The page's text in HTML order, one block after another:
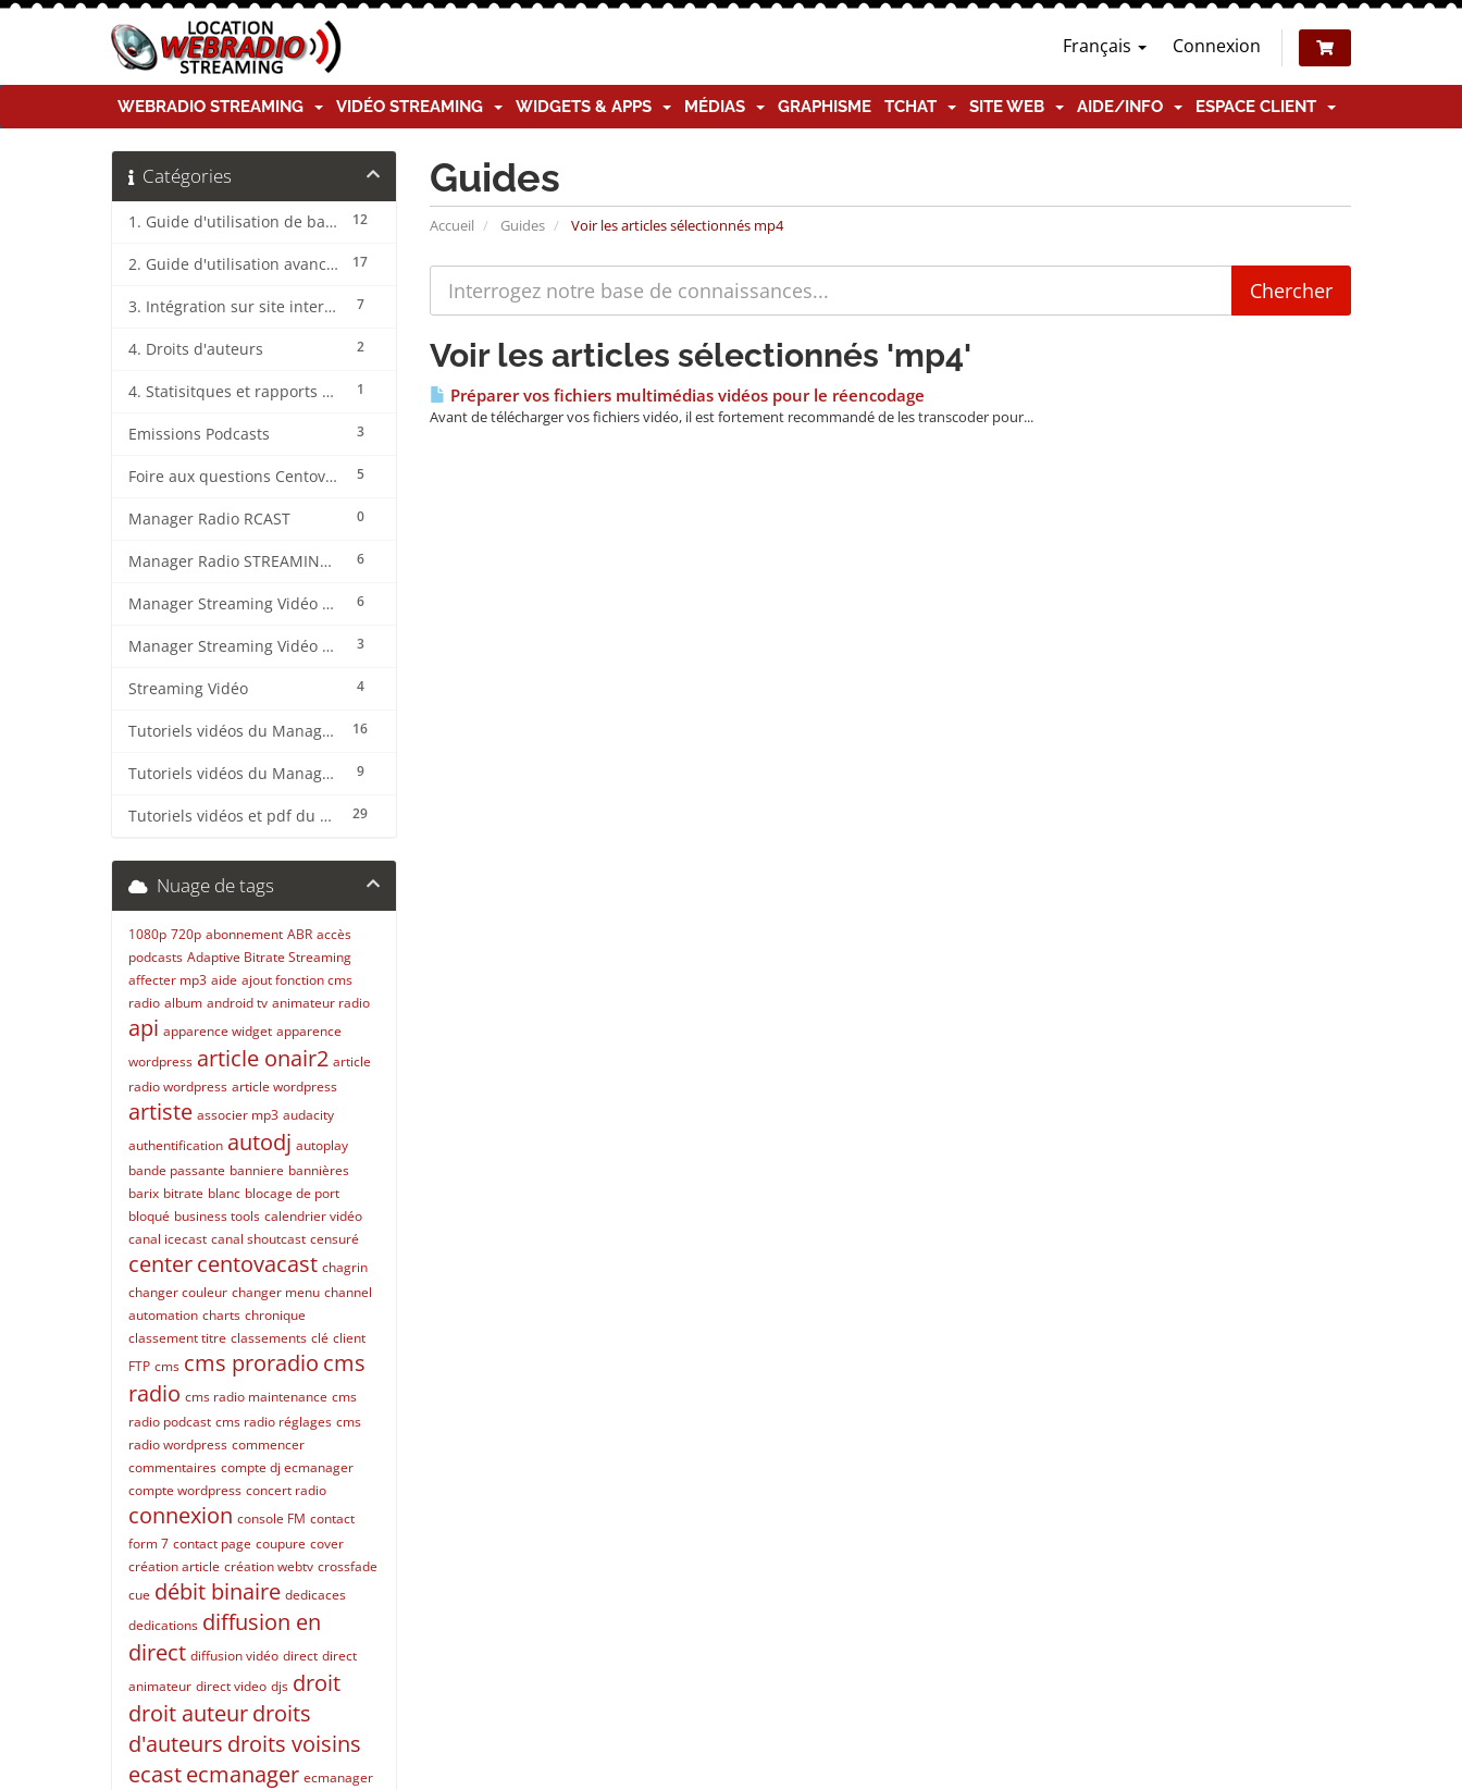
Français Connexion
WEBRADIO STREAMING VIDÉO STREAMING WIDGETS & APPS MÉDIAS GRAPHISME TCHAT SITE WEB AIDE/INFO ESPACE CLIENT
Guides
Accueil Guides Voir les articles sélectionnés mp4
Catégories
12
1. Guide d'utilisation de base CentovaCast
17
2. Guide d'utilisation avancée CentovaCast
7
3. Intégration sur site internet CentovaCast
2
4. Droits d'auteurs
1
4. Statisitques et rapports CentovaCast
3
Emissions Podcasts
5
Foire aux questions CentovaCast
0
Manager Radio RCAST
6
Manager Radio STREAMING CENTER
6
Manager Streaming Vidéo TVMCP
3
Manager Streaming Vidéo VDO
4
Streaming Vidéo
16
Tutoriels vidéos du Manager Radio CentovaCast
9
Tutoriels vidéos du Manager Radio STREAMING CENTER
29
Tutoriels vidéos et pdf du CMS Radio Wordpress + OnAir2/Pro.Radio
Voir les articles sélectionnés 'mp4'
Préparer vos fichiers multimédias vidéos pour le réencodage
Avant de télécharger vos fichiers vidéo, il est fortement recommandé de les transcoder pour...
Nuage de tags
1080p 720p abonnement ABR accès
podcasts Adaptive Bitrate Streaming
affecter mp3 aide ajout fonction cms
radio album android tv animateur radio
api apparence widget apparence
wordpress article onair2 article
radio wordpress article wordpress
artiste associer mp3 audacity
authentification autodj autoplay
bande passante banniere bannières
barix bitrate blanc blocage de port
bloqué business tools calendrier vidéo
canal icecast canal shoutcast censuré
centercentovacast chagrin
changer couleur changer menu channel
automation charts chronique
classement titre classements clé client
FTP cms cms proradio cms
radio cms radio maintenance cms
radio podcast cms radio réglages cms
radio wordpress commencer
commentaires compte dj ecmanager
compte wordpress concert radio
connexion console FM contact
form 7 contact page coupure cover
création article création webtv crossfade
cue débit binaire dedicaces
dedications diffusion en
direct diffusion vidéo direct direct
animateur direct video djs droit
droit auteurdroits
d'auteurs droits voisins
ecastecmanager ecmanager